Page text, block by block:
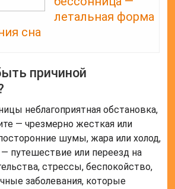
летальная форма
сна
причиной
неблагоприятная обстановка,
— чрезмерно жесткая или
шумы, жара или холод,
путешествие или переезд на
стрессы, беспокойство,
заболевания, которые